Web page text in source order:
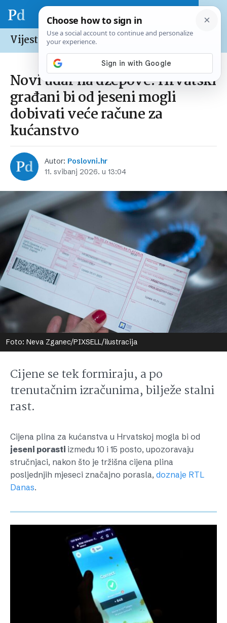
Vijesti /Hrvatska
Novi udar na džepove: Hrvatski
građani bi od jeseni mogli
dobivati veće račune za
kućanstvo
Autor: Poslovni.hr
11. svibanj 2026. u 13:04
Foto: Neva Zganec/PIXSELL/ilustracija
Cijene se tek formiraju, a po
trenutačnim izračunima, bilježe stalni
rast.
Cijena plina za kućanstva u Hrvatskoj mogla bi od
jeseni porasti između 10 i 15 posto, upozoravaju
stručnjaci, nakon što je tržišna cijena plina
posljednjih mjeseci značajno porasla, doznaje RTL
Danas.